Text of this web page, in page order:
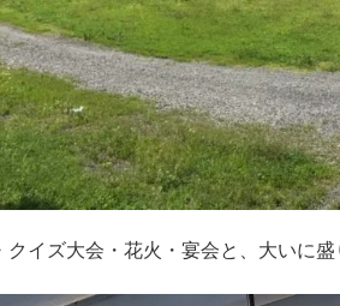
クイズ大会・花火・宴会と、大いに